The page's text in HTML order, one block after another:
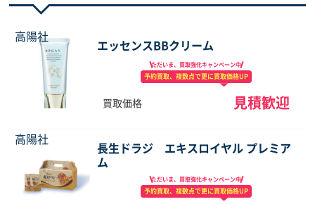
高陽社
エッセンスBBクリーム
ただいま、買取強化キャンペーン中
予約買取、複数点で更に買取価格UP
買取価格 見積歓迎
高陽社
長生ドラジ エキスロイヤル プレミア
ム
ただいま、買取強化キャンペーン中
予約買取、複数点で更に買取価格UP